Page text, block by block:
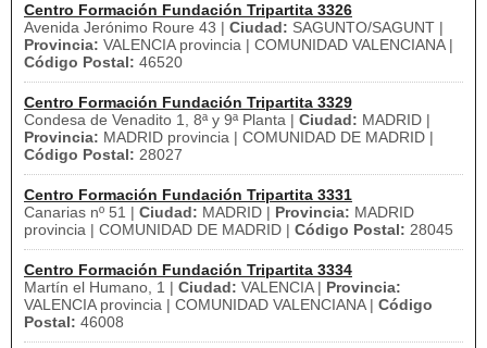
Centro Formación Fundación Tripartita 3326
Avenida Jerónimo Roure 43 | Ciudad: SAGUNTO/SAGUNT |
Provincia: VALENCIA provincia | COMUNIDAD VALENCIANA |
Código Postal: 46520
Centro Formación Fundación Tripartita 3329
Condesa de Venadito 1, 8ª y 9ª Planta | Ciudad: MADRID |
Provincia: MADRID provincia | COMUNIDAD DE MADRID |
Código Postal: 28027
Centro Formación Fundación Tripartita 3331
Canarias nº 51 | Ciudad: MADRID | Provincia: MADRID
provincia | COMUNIDAD DE MADRID | Código Postal: 28045
Centro Formación Fundación Tripartita 3334
Martín el Humano, 1 | Ciudad: VALENCIA | Provincia:
VALENCIA provincia | COMUNIDAD VALENCIANA | Código
Postal: 46008